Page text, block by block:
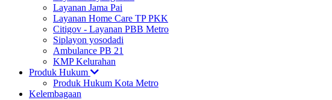
Layanan Jama Pai
Layanan Home Care TP PKK
Citigov - Layanan PBB Metro
Siplayon yosodadi
Ambulance PB 21
KMP Kelurahan
Produk Hukum
Produk Hukum Kota Metro
Kelembagaan